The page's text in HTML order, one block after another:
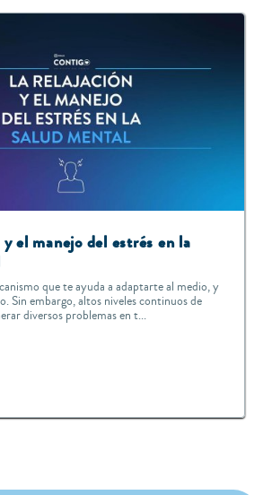
el manejo del estrés en la
que te ayuda a adaptarte al medio, y
Sin embargo, altos niveles continuos de
diversos problemas en t...